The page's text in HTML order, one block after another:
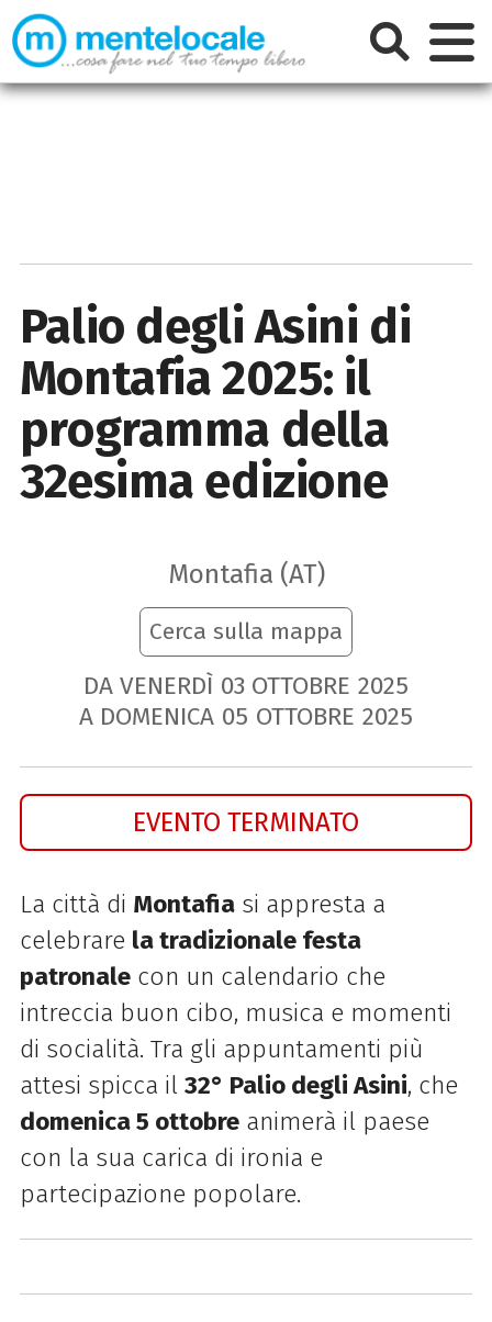
Palio degli Asini di
Montafia 2025: il
programma della
32esima edizione
Montafia (AT)
Cerca sulla mappa
DA VENERDÌ 03 OTTOBRE 2025
A DOMENICA 05 OTTOBRE 2025
EVENTO TERMINATO
La città di Montafiasi appresta a
celebrare la tradizionale festa
patronalecon un calendario che
intreccia buon cibo, musica e momenti
di socialità. Tra gli appuntamenti più
attesi spicca il 32° Palio degli Asini, che
domenica 5 ottobreanimerà il paese
con la sua carica di ironia e
partecipazione popolare.